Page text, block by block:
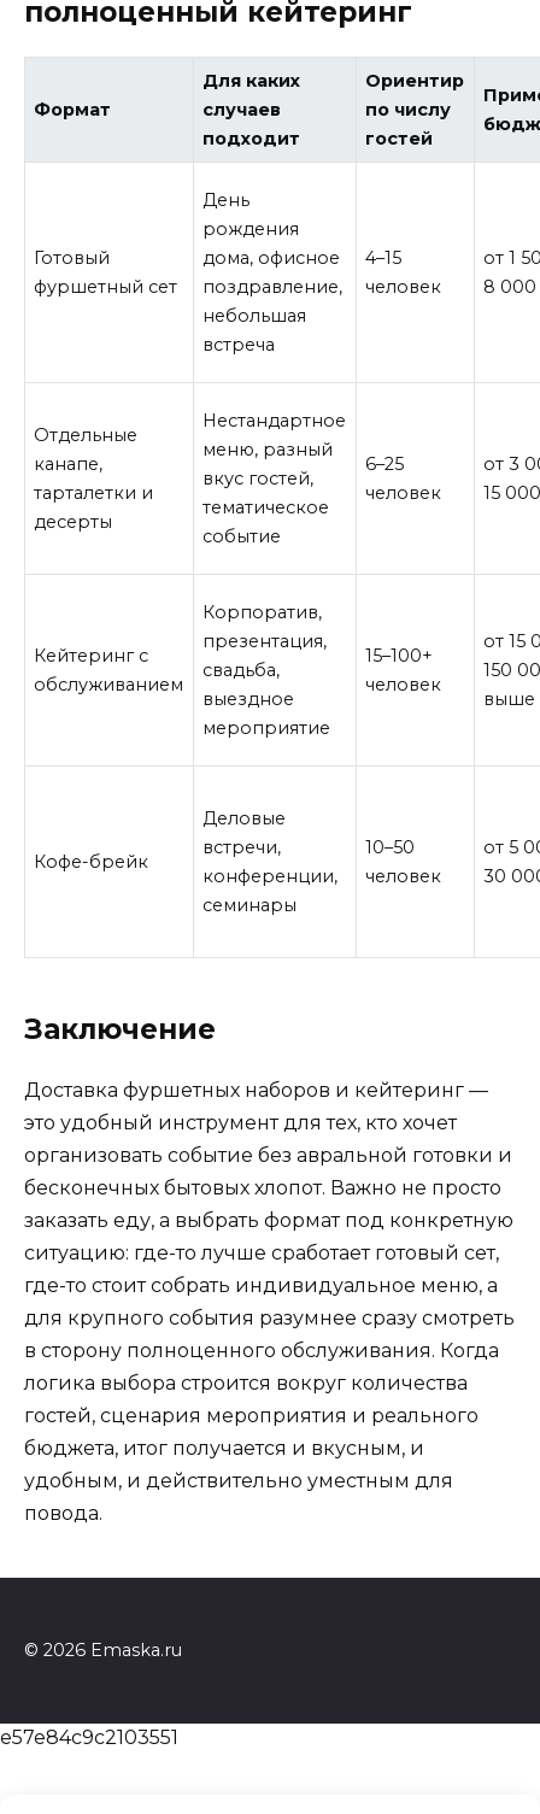
полноценный кейтеринг
Формат
Для каких
случаев
подходит
Ориентир
по числу
гостей
Готовый
фуршетный сет
День
рождения
дома, офисное
поздравление,
небольшая
встреча
4–15
человек
от 1
8
Отдельные
канапе,
тарталетки и
десерты
Нестандартное
меню, разный
вкус гостей,
тематическое
событие
6–25
человек
от 3
15
Кейтеринг с
обслуживанием
Корпоратив,
презентация,
свадьба,
выездное
мероприятие
15–100+
человек
от 15
150
выше
Кофе-брейк
Деловые
встречи,
конференции,
семинары
10–50
человек
от 5
30
Заключение
Доставка фуршетных наборов и кейтеринг —
это удобный инструмент для тех, кто хочет
организовать событие без авральной готовки и
бесконечных бытовых хлопот. Важно не просто
заказать еду, а выбрать формат под конкретную
ситуацию: где-то лучше сработает готовый сет,
где-то стоит собрать индивидуальное меню, а
для крупного события разумнее сразу смотреть
в сторону полноценного обслуживания. Когда
логика выбора строится вокруг количества
гостей, сценария мероприятия и реального
бюджета, итог получается и вкусным, и
удобным, и действительно уместным для
повода.
© 2026 Emaska.ru
e57e84c9c2103551